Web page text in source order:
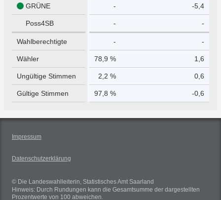
GRÜNE - -5,4
Poss4SB - -
Wahlberechtigte - -
Wähler 78,9 % 1,6
Ungültige Stimmen 2,2 % 0,6
Gültige Stimmen 97,8 % -0,6
Impressum
Datenschutzerklärung
© Die Landeswahlleiterin, Statistisches Amt Saarland
Hinweis: Durch Rundungen kann die Gesamtsumme der dargestellten
Prozentwerte von 100 abweichen.